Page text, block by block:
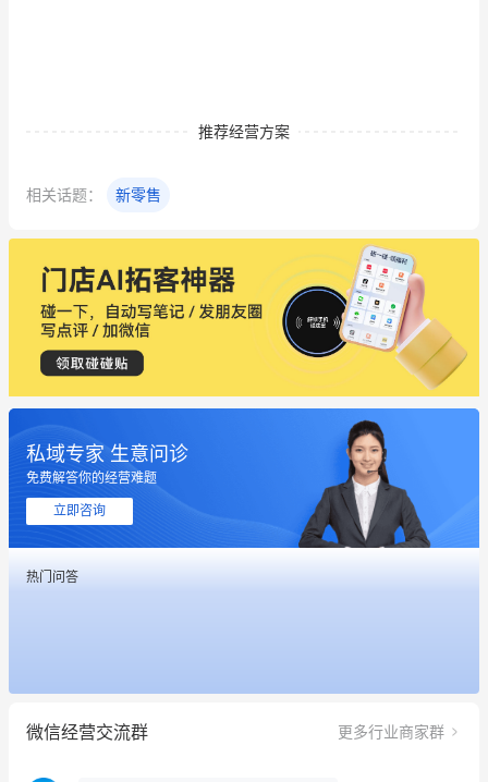
推荐经营方案
相关话题： 新零售
私域专家 生意问诊
免费解答你的经营难题
立即咨询
热门问答
微信经营交流群 更多行业商家群
这个营销策划案例推荐大家看一下
用有赞就能在微信、小红书同时经营了
餐饮也得靠私域和服务提高竞争力
这个营销策划案例推荐大家看一下
用有赞就能在微信、小红书同时经营了